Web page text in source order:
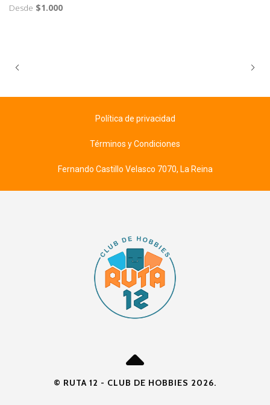
Desde $1.000
Política de privacidad
Términos y Condiciones
Fernando Castillo Velasco 7070, La Reina
© RUTA 12 - CLUB DE HOBBIES 2026.